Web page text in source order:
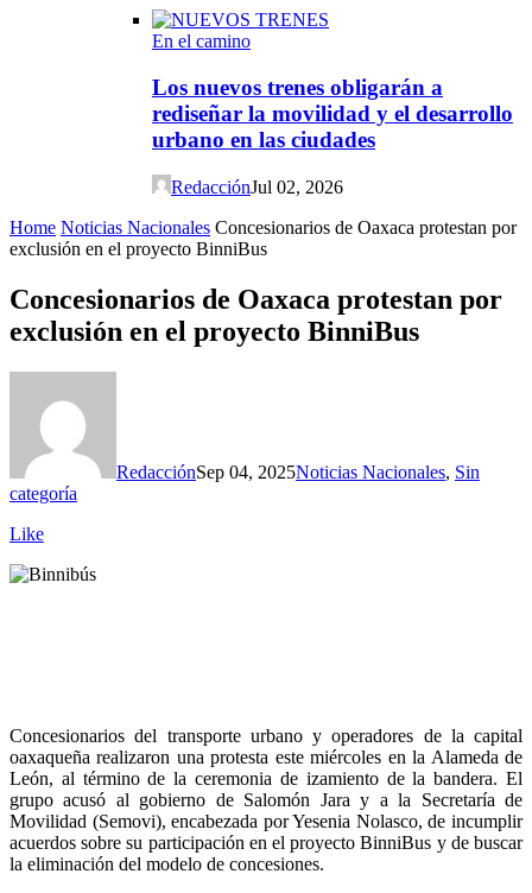
En el camino
Los nuevos trenes obligarán a
rediseñar la movilidad y el desarrollo
urbano en las ciudades
RedacciónJul 02, 2026
Home Noticias Nacionales Concesionarios de Oaxaca protestan por
exclusión en el proyecto BinniBus
Concesionarios de Oaxaca protestan por
exclusión en el proyecto BinniBus
RedacciónSep 04, 2025Noticias Nacionales, Sin
categoría
Like
Concesionarios del transporte urbano y operadores de la capital
oaxaqueña realizaron una protesta este miércoles en la Alameda de
León, al término de la ceremonia de izamiento de la bandera. El
grupo acusó al gobierno de Salomón Jara y a la Secretaría de
Movilidad (Semovi), encabezada por Yesenia Nolasco, de incumplir
acuerdos sobre su participación en el proyecto BinniBus y de buscar
la eliminación del modelo de concesiones.